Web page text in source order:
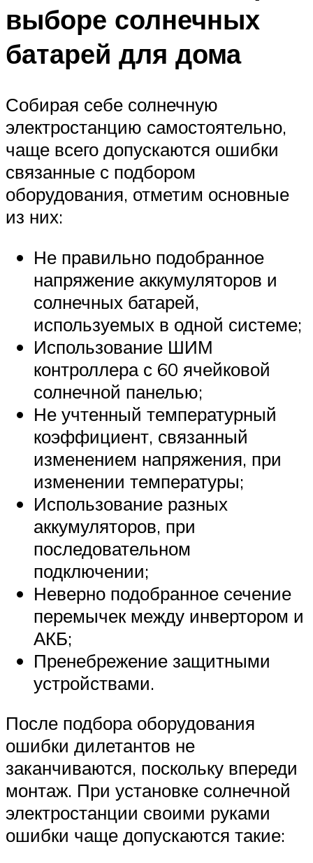
выборе солнечных
батарей для дома
Собирая себе солнечную
электростанцию самостоятельно,
чаще всего допускаются ошибки
связанные с подбором
оборудования, отметим основные
из них:
Не правильно подобранное
напряжение аккумуляторов и
солнечных батарей,
используемых в одной системе;
Использование ШИМ
контроллера с 60 ячейковой
солнечной панелью;
Не учтенный температурный
коэффициент, связанный
изменением напряжения, при
изменении температуры;
Использование разных
аккумуляторов, при
последовательном
подключении;
Неверно подобранное сечение
перемычек между инвертором и
АКБ;
Пренебрежение защитными
устройствами.
После подбора оборудования
ошибки дилетантов не
заканчиваются, поскольку впереди
монтаж. При установке солнечной
электростанции своими руками
ошибки чаще допускаются такие: